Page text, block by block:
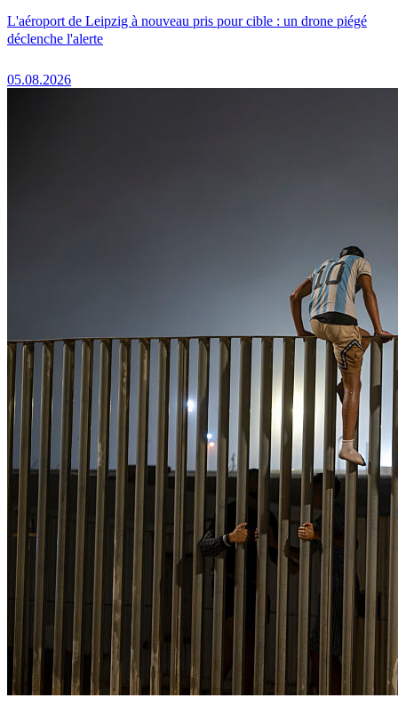
L'aéroport de Leipzig à nouveau pris pour cible : un drone piégé
déclenche l'alerte
05.08.2026